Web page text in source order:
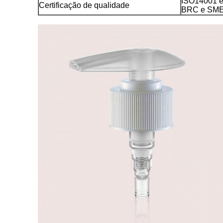
Certificação de qualidade
BRC e